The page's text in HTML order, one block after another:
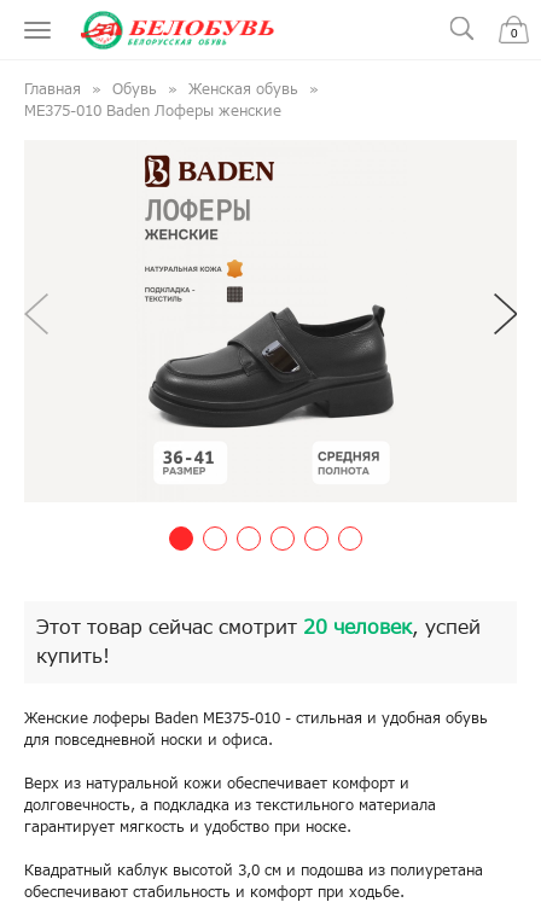
0
Главная Обувь
Женская обувь
ME375-010 Baden Лоферы женские
Этот товар сейчас смотрит 20 человек, успей
купить!
Женские лоферы Baden ME375-010 - стильная и удобная обувь
для повседневной носки и офиса.
Верх из натуральной кожи обеспечивает комфорт и
долговечность, а подкладка из текстильного материала
гарантирует мягкость и удобство при носке.
Квадратный каблук высотой 3,0 см и подошва из полиуретана
обеспечивают стабильность и комфорт при ходьбе.